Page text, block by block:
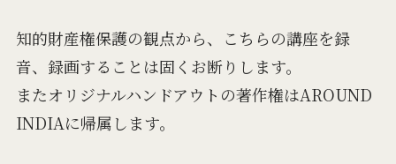
知的財産権保護の観点から、こちらの講座を録
音、録画することは固くお断りします。
またオリジナルハンドアウトの著作権はAROUND
INDIAに帰属します。